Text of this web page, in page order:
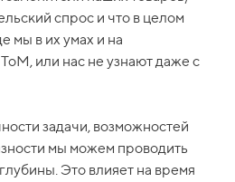
спрос и что в целом
мы в их умах и на
или нас не узнают даже с
задачи, возможностей
мы можем проводить
Это влияет на время